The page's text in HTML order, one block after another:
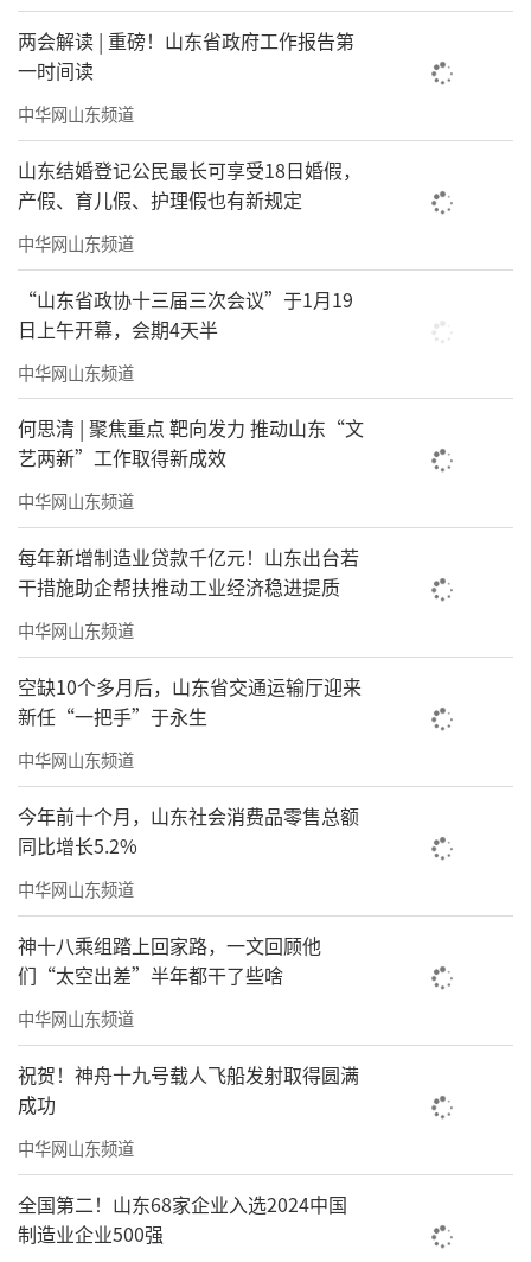
实效，引导青年学子将理想信念植于心、践于
行、融于学业、立于实干。
此次研讨会成功举办，搭建了党史研究与
思政教育的交流平台，推动红色革命精神与高
校“大思政”体系深度融合，为学校思政教育
高质量发展注入红色动能。学校将以此为契
机，持续探索红色基因与产教融合双向赋能的
新路径，深耕思政育人沃土，将研讨会汲取的
智慧成果转化为可落地的思政课程模块与实践
育人项目，以高质量、有特色的思政教育，为
学校培养高素质应用型人才、实现申硕建大目
标、服务地方产业发展贡献坚实的马院力量。
两会解读 | 重磅！山东省政府工作报告第
一时间读
中华网山东频道
山东结婚登记公民最长可享受18日婚假，
产假、育儿假、护理假也有新规定
中华网山东频道
“山东省政协十三届三次会议”于1月19
日上午开幕，会期4天半
中华网山东频道
何思清 | 聚焦重点 靶向发力 推动山东“文
艺两新”工作取得新成效
中华网山东频道
每年新增制造业贷款千亿元！山东出台若
干措施助企帮扶推动工业经济稳进提质
中华网山东频道
空缺10个多月后，山东省交通运输厅迎来
新任“一把手”于永生
中华网山东频道
今年前十个月，山东社会消费品零售总额
同比增长5.2%
中华网山东频道
神十八乘组踏上回家路，一文回顾他
们“太空出差”半年都干了些啥
中华网山东频道
祝贺！神舟十九号载人飞船发射取得圆满
成功
中华网山东频道
全国第二！山东68家企业入选2024中国
制造业企业500强